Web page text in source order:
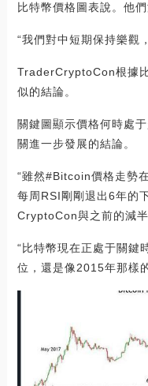
比特幣價格圖表說。他們
“我們對中短期保持樂觀
TraderCryptoCon根據
似的結論。
關鍵圖顯示價格何時處
關進一步發展的結論。
“雖然#Bitcoin價格走勢
每周RSI剛剛退出6年的
CryptoCon與之前的減半
“比特幣現在正處于關鍵
位，還是像2015年那樣